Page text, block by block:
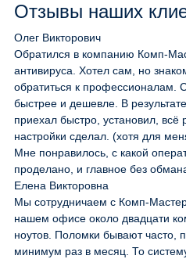
Отзывы наших
Олег Викторович
Обратился в компанию Комп-
антивируса. Хотел сам, но
обратиться к профессионалам.
быстрее и дешевле. В
приехал быстро, установил, всё
настройки сделал. (хотя для
Мне понравилось, с какой
проделано, и главное без
Елена Викторовна
Мы сотрудничаем с Комп-
нашем офисе около двадцати
ноутов. Поломки бывают часто,
минимум раз в месяц. То